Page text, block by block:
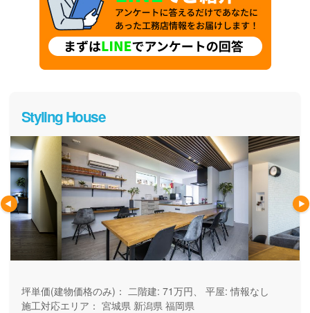
Styling House
坪単価(建物価格のみ)： 二階建: 71万円、 平屋: 情報なし
施工対応エリア： 宮城県 新潟県 福岡県